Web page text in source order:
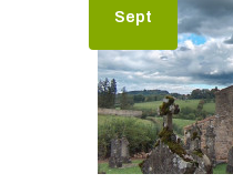
Sept